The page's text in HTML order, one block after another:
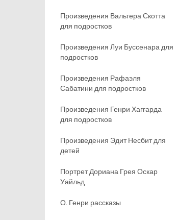
Произведения Вальтера Скотта
для подростков
Произведения Луи Буссенара для
подростков
Произведения Рафаэля
Сабатини для подростков
Произведения Генри Хаггарда
для подростков
Произведения Эдит Несбит для
детей
Портрет Дориана Грея Оскар
Уайльд
О. Генри рассказы